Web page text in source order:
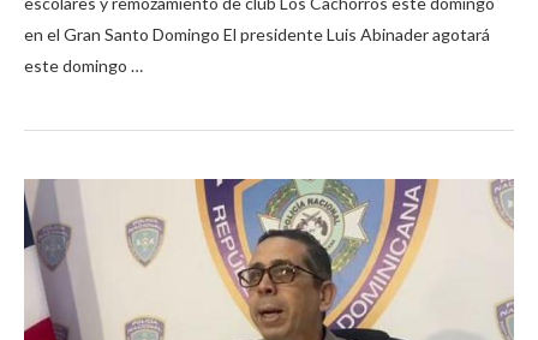
en el Gran Santo Domingo El presidente Luis Abinader agotará
este domingo …